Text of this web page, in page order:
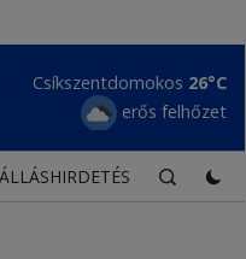
Csíkszentdomokos 26°C
erős felhőzet
ÁLLÁSHIRDETÉS